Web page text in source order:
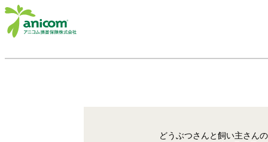
どうぶつさんと飼い主さん